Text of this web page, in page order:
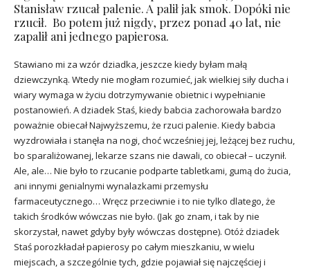
Stanisław rzucał palenie. A palił jak smok. Dopóki nie
rzucił. Bo potem już nigdy, przez ponad 40 lat, nie
zapalił ani jednego papierosa.
Stawiano mi za wzór dziadka, jeszcze kiedy byłam małą
dziewczynką. Wtedy nie mogłam rozumieć, jak wielkiej siły ducha i
wiary wymaga w życiu dotrzymywanie obietnic i wypełnianie
postanowień. A dziadek Staś, kiedy babcia zachorowała bardzo
poważnie obiecał Najwyższemu, że rzuci palenie. Kiedy babcia
wyzdrowiała i stanęła na nogi, choć wcześniej jej, leżącej bez ruchu,
bo sparaliżowanej, lekarze szans nie dawali, co obiecał – uczynił.
Ale, ale… Nie było to rzucanie podparte tabletkami, gumą do żucia,
ani innymi genialnymi wynalazkami przemysłu
farmaceutycznego… Wręcz przeciwnie i to nie tylko dlatego, że
takich środków wówczas nie było. (Jak go znam, i tak by nie
skorzystał, nawet gdyby były wówczas dostępne). Otóż dziadek
Staś porozkładał papierosy po całym mieszkaniu, w wielu
miejscach, a szczególnie tych, gdzie pojawiał się najczęściej i